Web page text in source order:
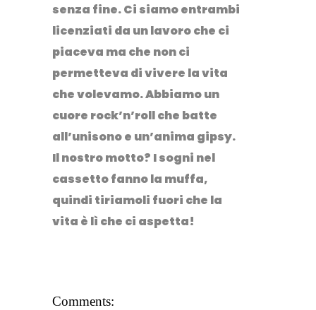
senza fine. Ci siamo entrambi
licenziati da un lavoro che ci
piaceva ma che non ci
permetteva di vivere la vita
che volevamo. Abbiamo un
cuore rock’n’roll che batte
all’unisono e un’anima gipsy.
Il nostro motto? I sogni nel
cassetto fanno la muffa,
quindi tiriamoli fuori che la
vita è lì che ci aspetta!
Comments: